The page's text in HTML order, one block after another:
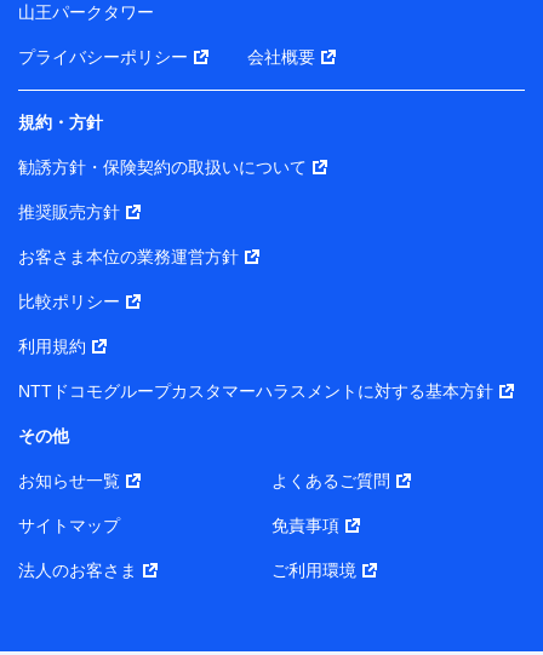
東京都中央区日本橋人形町2-14-10 アーバンネット日
本橋ビル 3F
って、以下の提携代理店とお客様の個人データを共同利
用することがあります。
1. 共同利用する個人データの項目
氏名、生年月日、住所、メールアドレス、電話番号、個人の
相談予約に関する情報等
保険契約者と被保険者との関係等
扱とならない保険契約の内容等
情報
2. 共同利用者の範囲
当社（https://www.docomo-insurance.co.jp/）
山王パークタワー
プライバシーポリシー 会社概要
規約・方針
勧誘方針・保険契約の取扱いについて
推奨販売方針
お客さま本位の業務運営方針
比較ポリシー
利用規約
NTTドコモグループカスタマーハラスメントに対する基本方針
その他
お知らせ一覧 よくあるご質問
サイトマップ 免責事項
法人のお客さま ご利用環境